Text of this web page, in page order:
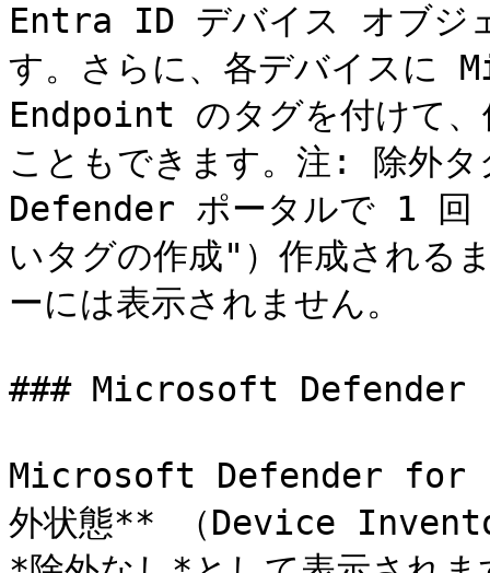
Entra ID デバイス オブジ
す。さらに、各デバイス
Endpoint のタグを付けて、
こともできます。注: 除外タ
Defender ポータルで 1 回
いタグの作成"）作成される
ーには表示されません。
### Microsoft Defender
Microsoft Defender for
外状態** （Device